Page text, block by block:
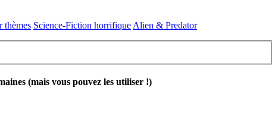
thèmes Science-Fiction horrifique Alien & Predator
(mais vous pouvez les utiliser !)